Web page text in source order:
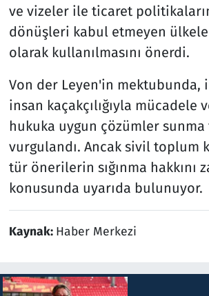
ve vizeler ile ticaret
dönüşleri kabul etmeyen
olarak kullanılmasını önerdi.
Von der Leyen'in mektubunda,
insan kaçakçılığıyla mücadele
hukuka uygun çözümler
vurgulandı. Ancak sivil toplum
tür önerilerin sığınma hakkını
konusunda uyarıda bulunuyor.
Kaynak: Haber Merkezi